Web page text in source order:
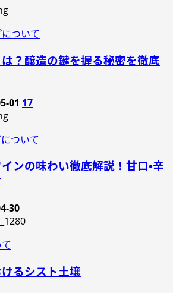
ついて
？醸造の鍵を握る秘密を徹底
01 17
ついて
ンの味わい徹底解説！甘口・辛
30
るシスト土壌